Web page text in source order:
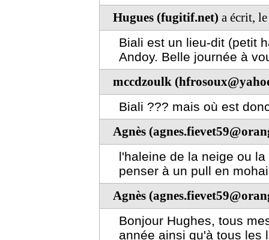
Hugues (fugitif.net) a écrit,
Biali est un lieu-dit (petit
Andoy. Belle journée à
mccdzoulk
Biali ??? mais où est
Agnès
l'haleine de la neige ou
penser à un pull en
Agnès
Bonjour Hughes, tous
année ainsi qu'à tous les